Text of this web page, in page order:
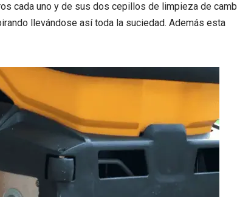
cada uno y de sus dos cepillos de limpieza de
llevándose así toda la suciedad. Además esta